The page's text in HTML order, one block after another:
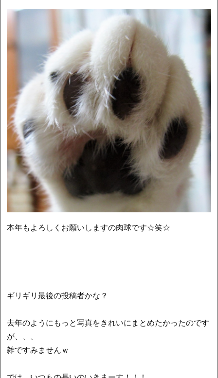
本年もよろしくお願いしますの肉球です☆笑☆
ギリギリ最後の投稿者かな？
去年のようにもっと写真をきれいにまとめたかったのです
が、、、
雑ですみませんｗ